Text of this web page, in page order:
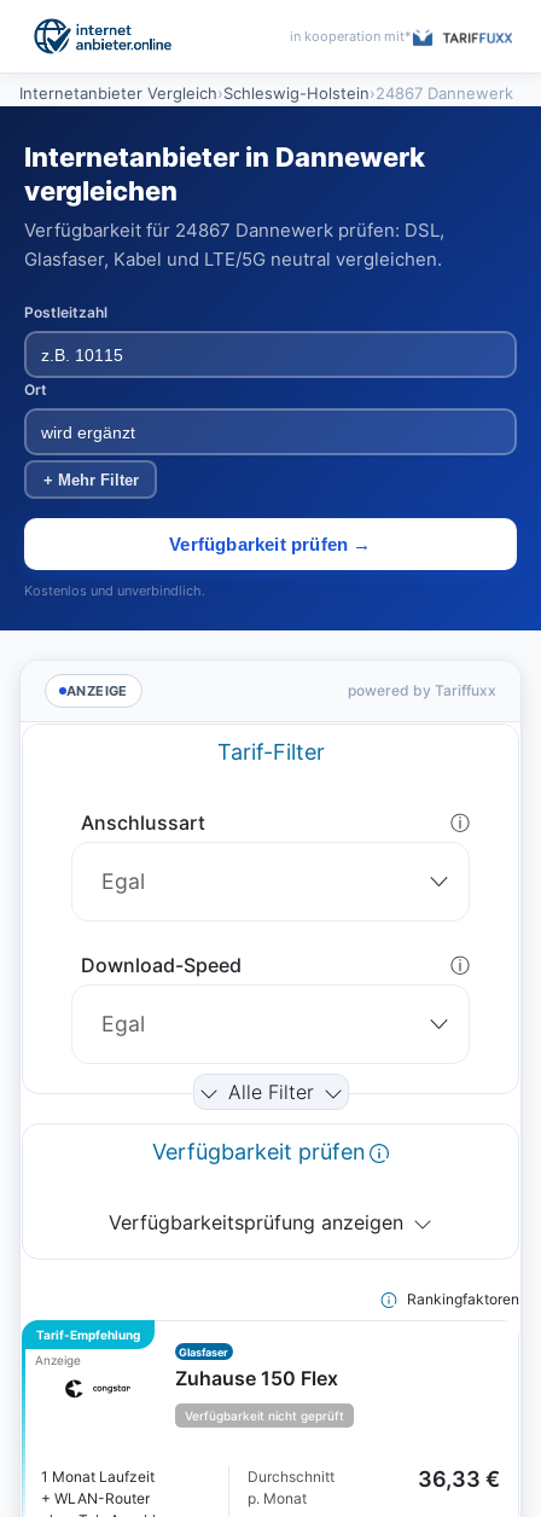
in kooperation mit*
Internetanbieter Vergleich›Schleswig-Holstein›24867 Dannewerk
Internetanbieter in Dannewerk
vergleichen
Verfügbarkeit für 24867 Dannewerk prüfen: DSL,
Glasfaser, Kabel und LTE/5G neutral vergleichen.
Postleitzahl
Ort
+ Mehr Filter
Verfügbarkeit prüfen →
Kostenlos und unverbindlich.
ANZEIGE powered by Tariffuxx